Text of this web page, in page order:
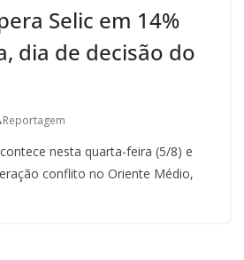
Selic em 14%
dia de decisão do
Reportagem
nesta quarta-feira (5/8) e
conflito no Oriente Médio,